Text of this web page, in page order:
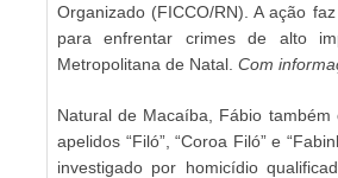
Organizado (FICCO/RN). A ação
para enfrentar crimes de alto
Metropolitana de Natal. Com
Natural de Macaíba, Fábio também
apelidos “Filó”, “Coroa Filó” e
investigado por homicídio